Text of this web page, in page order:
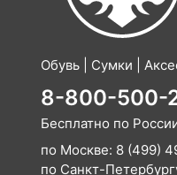
8-800-500-
по Москве:8 (499)
по Санкт-
по Уфе:
8 (347) 200
по Краснодару:8
E-mail:info@rieker-